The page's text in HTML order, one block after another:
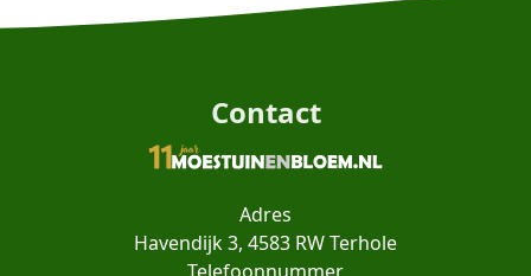
Contact
Adres
Havendijk 3, 4583 RW Terhole